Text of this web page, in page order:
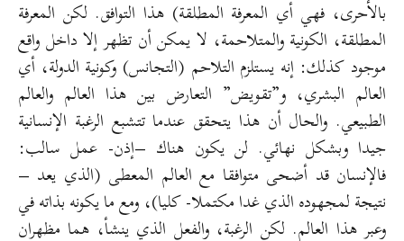
بالأحرى، فهي أي المعرفة المطلقة) هذا التوافق. لكن المعرفة
المطلقة، الكونية والمتلاحمة، لا يمكن أن تظهر إلا داخل واقع
موجود كذلك: إنه يستلزم التلاحم (التجانس) وكونية الدولة، أي
العالم البشري، و”تقويض” التعارض بين هذا العالم والعالم
الطبيعي. والحال أن هذا يتحقق عندما تتشبع الرغبة الإنسانية
جيدا وبشكل نهائي. لن يكون هناك –إذن- عمل سالب:
فالإنسان قد أضحى متوافقا مع العالم المعطى (الذي يعد –
نتيجة لمجهوده الذي غدا مكتملا- كليا)، ومع ما يكونه بذاته في
وعبر هذا العالم. لكن الرغبة، والفعل الذي ينشأ، هما مظهران